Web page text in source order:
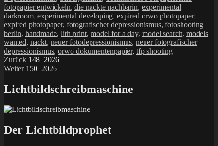
fotopapier entwickeln, die nackte nachbarin, experimental
darkroom, experimental developing, expired orwo photopaper,
expired photopaper, fotografischer depressionismus, fotoshooting
berlin, handmade, lith print, model for a day, model search, models
wanted, nackt, neuer fotodepressionismus, neuer fotografischer
depressionismus, orwo dokumentenpapier, tfp shooting
Beitragsnavigation
Zurück Vorheriger
Beitrag:
148_2026
Weiter Nächster
150_2026
Lichtbildschreibmaschine
Der Lichtbildprophet